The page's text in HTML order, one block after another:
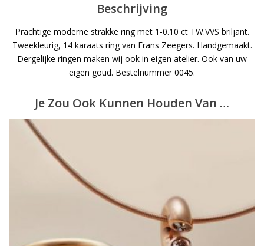
Beschrijving
Prachtige moderne strakke ring met 1-0.10 ct TW.VVS briljant.
Tweekleurig, 14 karaats ring van Frans Zeegers. Handgemaakt.
Dergelijke ringen maken wij ook in eigen atelier. Ook van uw
eigen goud. Bestelnummer 0045.
Je Zou Ook Kunnen Houden Van …